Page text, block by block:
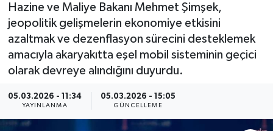
Hazine ve Maliye Bakanı Mehmet Şimşek,
jeopolitik gelişmelerin ekonomiye etkisini
azaltmak ve dezenflasyon sürecini desteklemek
amacıyla akaryakıtta eşel mobil sisteminin geçici
olarak devreye alındığını duyurdu.
05.03.2026 - 11:34
YAYINLANMA
05.03.2026 - 15:05
GÜNCELLEME
Yaşam